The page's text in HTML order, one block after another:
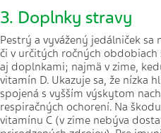
3. Doplnky stravy
Pestrý a vyvážený jedálniček
či v určitých ročných
aj doplnkami; najmä v zime,
vitamín D. Ukazuje sa, že nízka
spojená s vyšším výskytom
respiračných ochorení. Na
vitamínu C (v zime nebýva